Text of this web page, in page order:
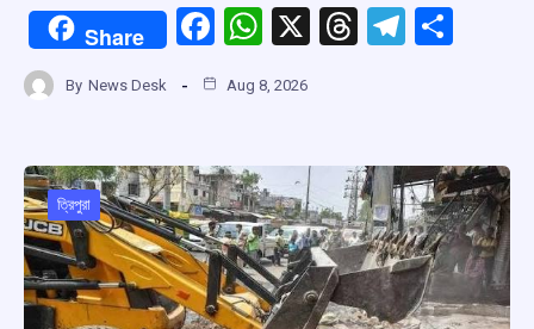
Share
F
ce
o
o
k
W
at
A
p
p
X
T
d
s
T
a
m
By News Desk Aug 8, 2026
ত্রিপুরা